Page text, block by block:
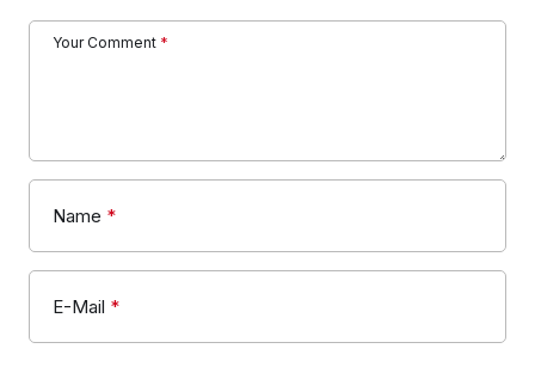
Your Comment *
Name *
E-Mail *